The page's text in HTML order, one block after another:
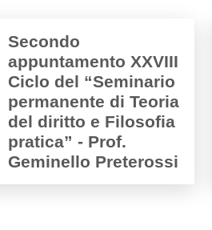
Secondo
appuntamento XXVIII
Ciclo del “Seminario
permanente di Teoria
del diritto e Filosofia
pratica” - Prof.
Geminello Preterossi